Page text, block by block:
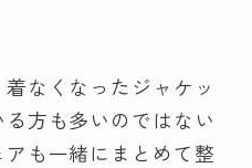
なくなったジャケッ
方も多いのではない
も一緒にまとめて整